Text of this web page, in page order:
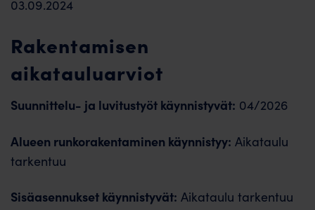
03.09.2024
Rakentamisen
aikatauluarviot
Suunnittelu- ja luvitustyöt käynnistyvät: 04/2026
Alueen runkorakentaminen käynnistyy: Aikataulu
tarkentuu
Sisäasennukset käynnistyvät: Aikataulu tarkentuu